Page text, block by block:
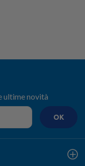
ultime novità
OK